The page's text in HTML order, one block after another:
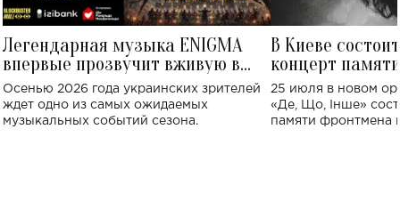
Легендарная музыка ENIGMA
впервые прозвучит вживую в
Украине: где состоится концерт
Осенью 2026 года украинских зрителей
ждет одно из самых ожидаемых
музыкальных событий сезона.
В Киеве
концерт
Клименко:
исполнят песни
25 июля в новом
«Де, Що, Інше»
памяти фронтмена